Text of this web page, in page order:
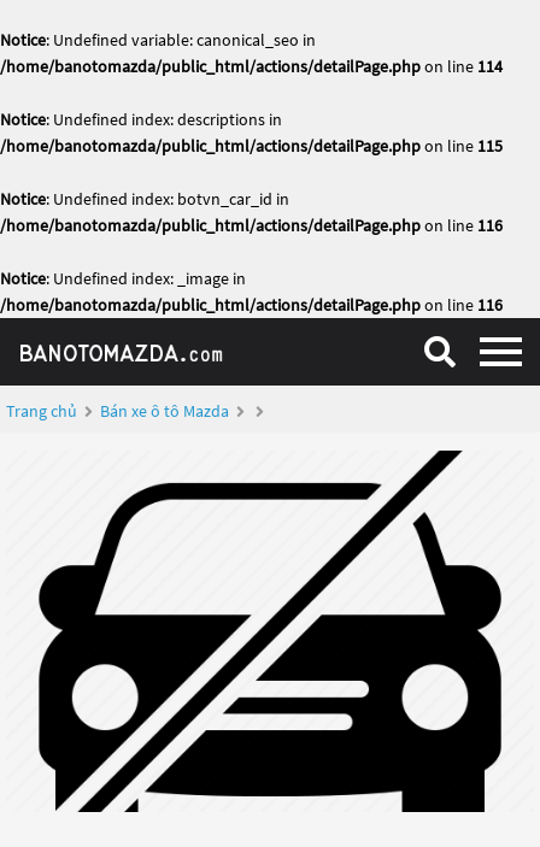
Notice: Undefined variable: canonical_seo in
/home/banotomazda/public_html/actions/detailPage.phpon line 114
Notice: Undefined index: descriptions in
/home/banotomazda/public_html/actions/detailPage.phpon line 115
Notice: Undefined index: botvn_car_id in
/home/banotomazda/public_html/actions/detailPage.phpon line 116
Notice: Undefined index: _image in
/home/banotomazda/public_html/actions/detailPage.phpon line 116
Trang chủ Bán xe ô tô Mazda